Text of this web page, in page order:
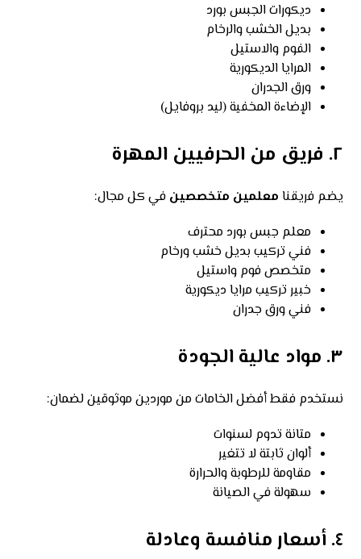
ديكورات الجبس بورد
بديل الخشب والرخام
الفوم والاستيل
المرايا الديكورية
ورق الجدران
الإضاءة المخفية (ليد بروفايل)
٢. فريق من الحرفيين المهرة
يضم فريقنا معلمين متخصصين في كل مجال:
معلم جبس بورد محترف
فني تركيب بديل خشب ورخام
متخصص فوم واستيل
خبير تركيب مرايا ديكورية
فني ورق جدران
٣. مواد عالية الجودة
نستخدم فقط أفضل الخامات من موردين موثوقين لضمان:
متانة تدوم لسنوات
ألوان ثابتة لا تتغير
مقاومة للرطوبة والحرارة
سهولة في الصيانة
٤. أسعار منافسة وعادلة